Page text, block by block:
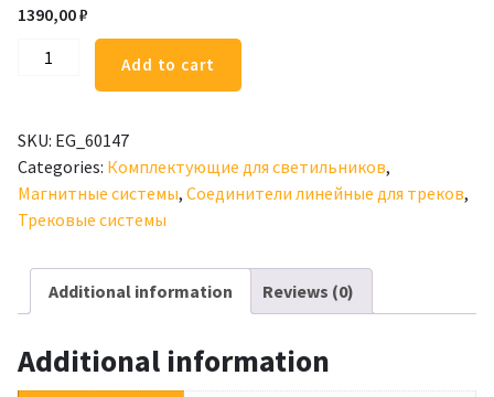
1390,00₽
Соединитель
треков
Eglo
60147
quantity
Add to cart
SKU: EG_60147
Categories: Комплектующие для светильников,
Магнитные системы, Соединители линейные для треков,
Трековые системы
Additional information Reviews (0)
Additional information